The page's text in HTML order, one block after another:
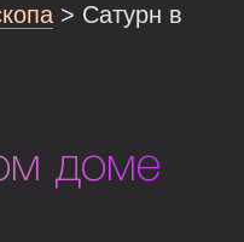
> Сатурн в
доме